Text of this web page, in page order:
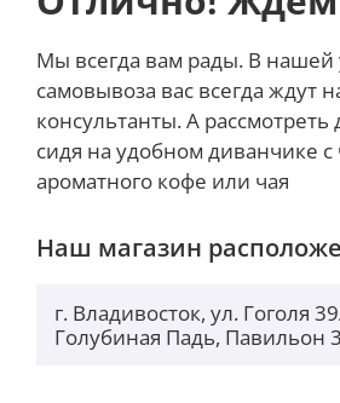
Мы всегда вам рады. В нашей
самовывоза вас всегда ждут
консультанты. А
сидя на удобном диванчике
ароматного кофе или чая
Наш магазин
г. Владивосток, ул. Гоголя
Голубиная Падь, Павильон